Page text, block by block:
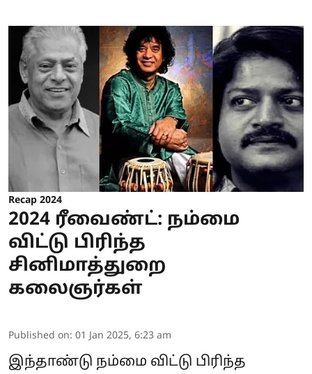
Recap 2024
2024 ரீவைண்ட்: நம்மை
விட்டு பிரிந்த
சினிமாத்துறை
கலைஞர்கள்
Published on: 01 Jan 2025, 6:23 am
இந்தாண்டு நம்மை விட்டு பிரிந்த